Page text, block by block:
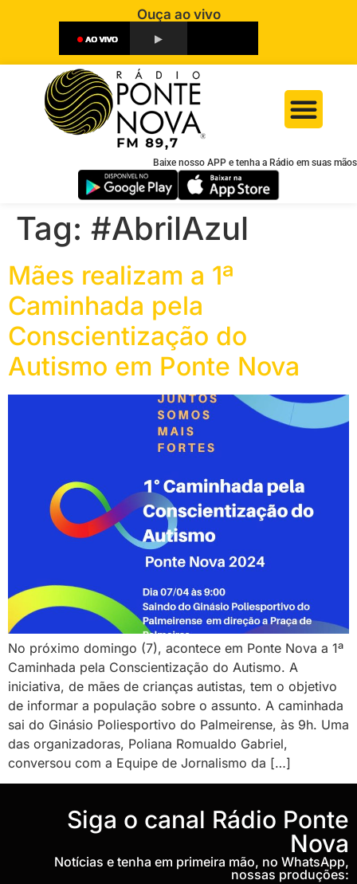
Ouça ao vivo
Baixe nosso APP e tenha a Rádio em suas mãos
Tag: #AbrilAzul
Mães realizam a 1ª
Caminhada pela
Conscientização do
Autismo em Ponte Nova
No próximo domingo (7), acontece em Ponte Nova a 1ª
Caminhada pela Conscientização do Autismo. A
iniciativa, de mães de crianças autistas, tem o objetivo
de informar a população sobre o assunto. A caminhada
sai do Ginásio Poliesportivo do Palmeirense, às 9h. Uma
das organizadoras, Poliana Romualdo Gabriel,
conversou com a Equipe de Jornalismo da […]
‎Siga o canal Rádio Ponte
Nova
Notícias e tenha em primeira mão, no WhatsApp,
nossas produções: